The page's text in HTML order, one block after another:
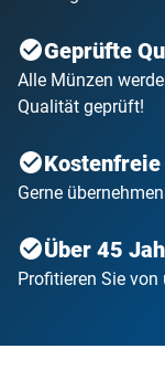
Geprüfte
Alle Münzen
Qualität geprüft!
Kostenfreie
Gerne
Über 45
Profitieren Sie von